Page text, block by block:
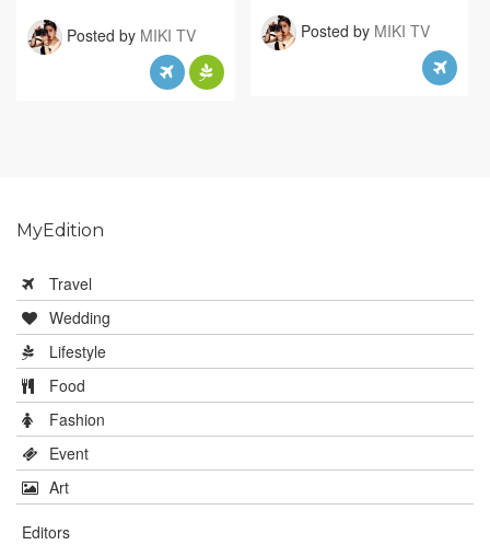
Posted by MIKI TV Posted by MIKI TV
MyEdition
Travel
Wedding
Lifestyle
Food
Fashion
Event
Art
Editors